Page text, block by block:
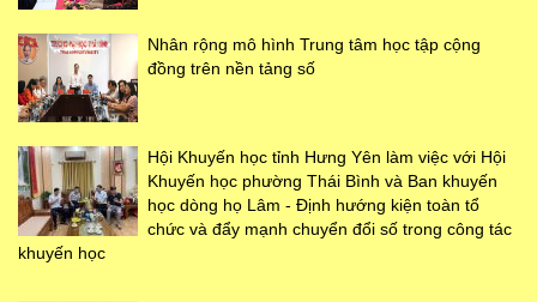
Nhân rộng mô hình Trung tâm học tập cộng
đồng trên nền tảng số
Hội Khuyến học tỉnh Hưng Yên làm việc với Hội
Khuyến học phường Thái Bình và Ban khuyến
học dòng họ Lâm - Định hướng kiện toàn tổ
chức và đẩy mạnh chuyển đổi số trong công tác
khuyến học